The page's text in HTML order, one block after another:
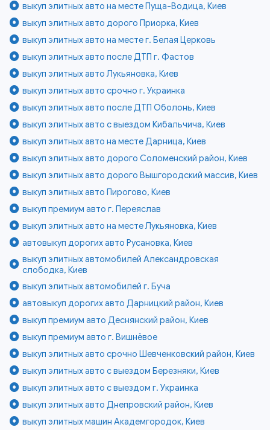
выкуп элитных авто на месте Пуща-Водица, Киев
выкуп элитных авто дорого Приорка, Киев
выкуп элитных авто на месте г. Белая Церковь
выкуп элитных авто после ДТП г. Фастов
выкуп элитных авто Лукьяновка, Киев
выкуп элитных авто срочно г. Украинка
выкуп элитных авто после ДТП Оболонь, Киев
выкуп элитных авто с выездом Кибальчича, Киев
выкуп элитных авто на месте Дарница, Киев
выкуп элитных авто дорого Соломенский район, Киев
выкуп элитных авто дорого Вышгородский массив, Киев
выкуп элитных авто Пирогово, Киев
выкуп премиум авто г. Переяслав
выкуп элитных авто на месте Лукьяновка, Киев
автовыкуп дорогих авто Русановка, Киев
выкуп элитных автомобилей Александровская
слободка, Киев
выкуп элитных автомобилей г. Буча
автовыкуп дорогих авто Дарницкий район, Киев
выкуп премиум авто Деснянский район, Киев
выкуп премиум авто г. Вишнёвое
выкуп элитных авто срочно Шевченковский район, Киев
выкуп элитных авто с выездом Березняки, Киев
выкуп элитных авто с выездом г. Украинка
выкуп элитных авто Днепровский район, Киев
выкуп элитных машин Академгородок, Киев